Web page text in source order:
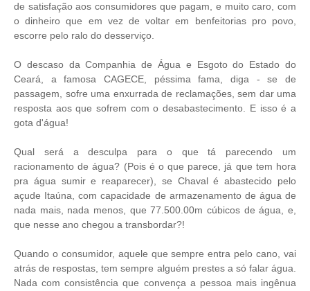
de satisfação aos consumidores que pagam, e muito caro, com
o dinheiro que em vez de voltar em benfeitorias pro povo,
escorre pelo ralo do desserviço.
O descaso da Companhia de Água e Esgoto do Estado do
Ceará, a famosa CAGECE, péssima fama, diga - se de
passagem, sofre uma enxurrada de reclamações, sem dar uma
resposta aos que sofrem com o desabastecimento. E isso é a
gota d'água!
Qual será a desculpa para o que tá parecendo um
racionamento de água? (Pois é o que parece, já que tem hora
pra água sumir e reaparecer), se Chaval é abastecido pelo
açude Itaúna, com capacidade de armazenamento de água de
nada mais, nada menos, que 77.500.00m cúbicos de água, e,
que nesse ano chegou a transbordar?!
Quando o consumidor, aquele que sempre entra pelo cano, vai
atrás de respostas, tem sempre alguém prestes a só falar água.
Nada com consistência que convença a pessoa mais ingênua